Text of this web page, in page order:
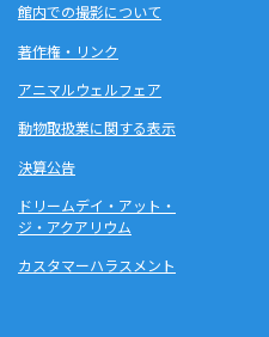
館内での撮影について
著作権・リンク
アニマルウェルフェア
動物取扱業に関する表示
決算公告
ドリームデイ・アット・
ジ・アクアリウム
カスタマーハラスメント